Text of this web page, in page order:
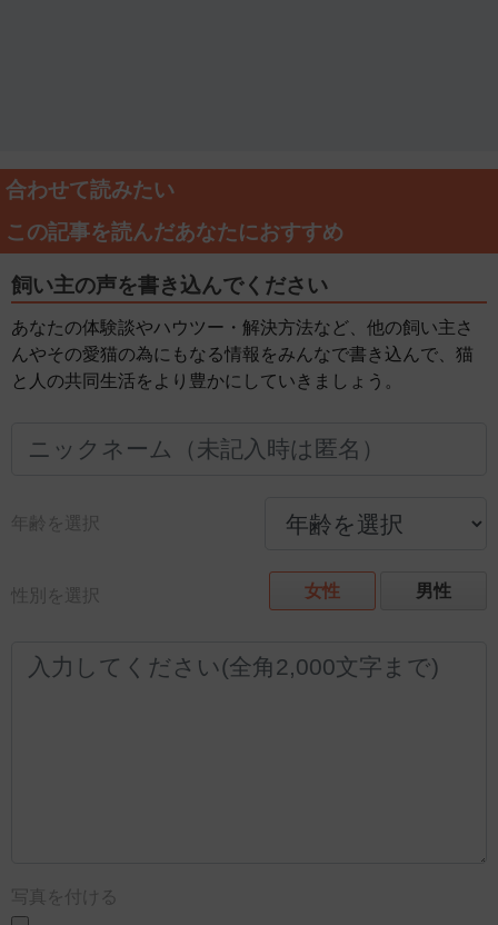
合わせて読みたい
この記事を読んだあなたにおすすめ
飼い主の声を書き込んでください
あなたの体験談やハウツー・解決方法など、他の飼い主さ
んやその愛猫の為にもなる情報をみんなで書き込んで、猫
と人の共同生活をより豊かにしていきましょう。
年齢を選択
性別を選択 女性 男性
写真を付ける